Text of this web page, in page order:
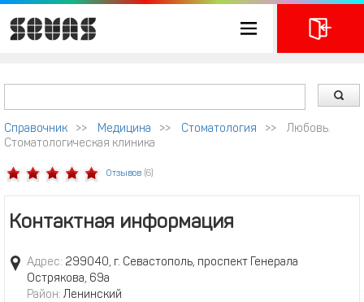
Справочник >> Медицина >> Стоматология >>
Любовь.
Стоматологическая клиника
Отзывов (6)
Контактная информация
Адрес: 299040, г. Севастополь, проспект Генерала
Острякова, 69а
Район: Ленинский